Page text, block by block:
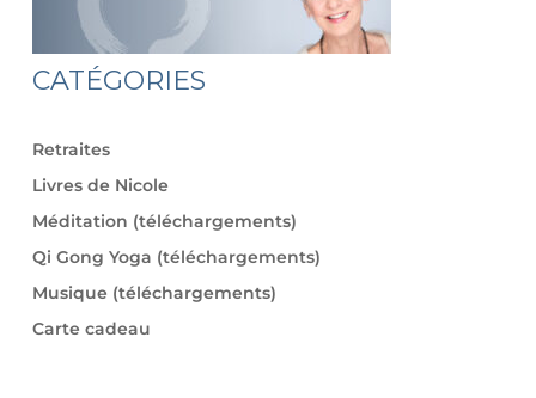
CATÉGORIES
Retraites
Livres de Nicole
Méditation (téléchargements)
Qi Gong Yoga (téléchargements)
Musique (téléchargements)
Carte cadeau